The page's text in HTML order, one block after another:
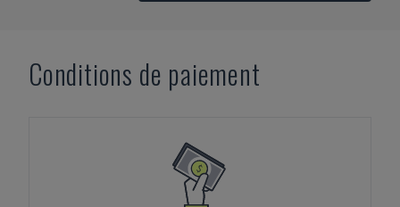
Conditions de paiement